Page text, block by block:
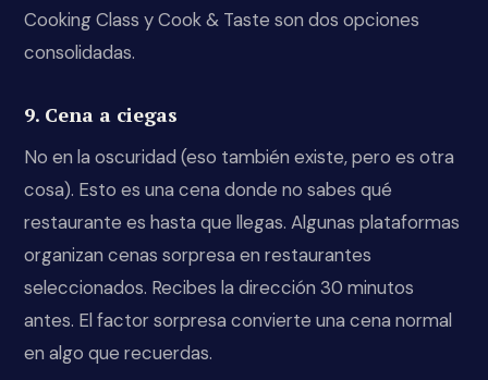
Cooking Class y Cook & Taste son dos opciones
consolidadas.
9. Cena a ciegas
No en la oscuridad (eso también existe, pero es otra
cosa). Esto es una cena donde no sabes qué
restaurante es hasta que llegas. Algunas plataformas
organizan cenas sorpresa en restaurantes
seleccionados. Recibes la dirección 30 minutos
antes. El factor sorpresa convierte una cena normal
en algo que recuerdas.